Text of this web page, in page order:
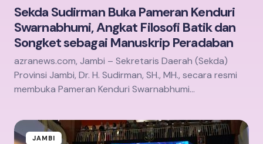
Sekda Sudirman Buka Pameran Kenduri
Swarnabhumi, Angkat Filosofi Batik dan
Songket sebagai Manuskrip Peradaban
azranews.com, Jambi – Sekretaris Daerah (Sekda)
Provinsi Jambi, Dr. H. Sudirman, SH., MH., secara resmi
membuka Pameran Kenduri Swarnabhumi…
JAMBI